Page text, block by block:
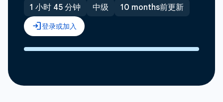
1 小时 45 分钟 中级 10 months前更新